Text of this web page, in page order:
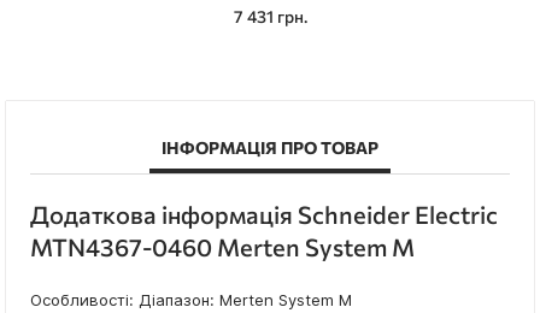
7 431 грн.
ІНФОРМАЦІЯ ПРО ТОВАР
Додаткова інформація Schneider Electric
MTN4367-0460 Merten System M
Особливості: Діапазон: Merten System M